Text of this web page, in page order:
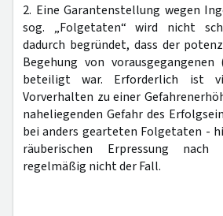
2. Eine Garantenstellung wegen
sog. „Folgetaten“ wird nicht
dadurch begründet, dass der
Begehung von
beteiligt war. Erforderlich ist
Vorverhalten zu einer
naheliegenden Gefahr des
bei anders gearteten Folgetaten -
räuberischen Erpressung
regelmäßig nicht der Fall.